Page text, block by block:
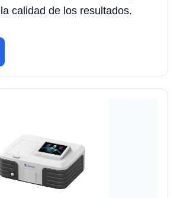
calidad de los resultados.